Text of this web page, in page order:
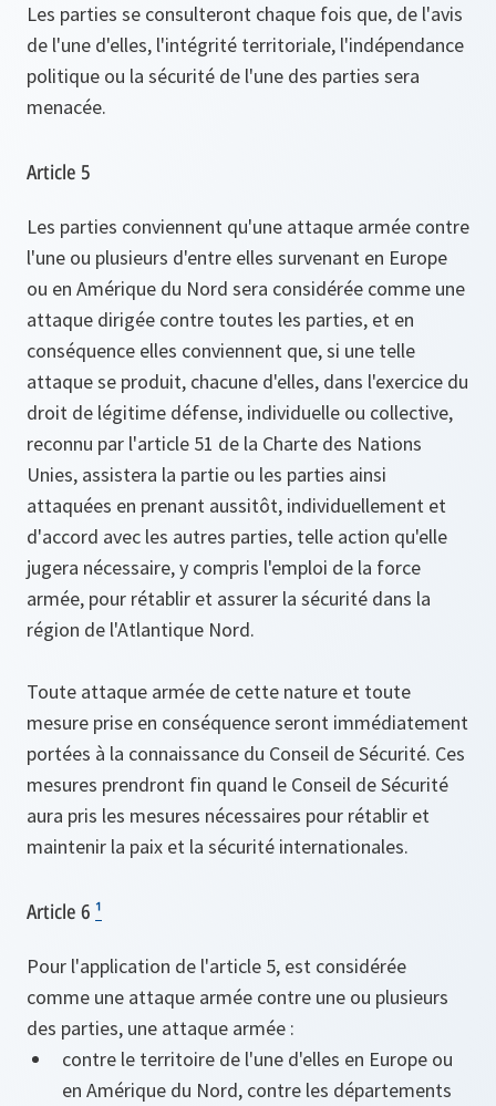
Les parties se consulteront chaque fois que, de l'avis
de l'une d'elles, l'intégrité territoriale, l'indépendance
politique ou la sécurité de l'une des parties sera
menacée.
Article 5
Les parties conviennent qu'une attaque armée contre
l'une ou plusieurs d'entre elles survenant en Europe
ou en Amérique du Nord sera considérée comme une
attaque dirigée contre toutes les parties, et en
conséquence elles conviennent que, si une telle
attaque se produit, chacune d'elles, dans l'exercice du
droit de légitime défense, individuelle ou collective,
reconnu par l'article 51 de la Charte des Nations
Unies, assistera la partie ou les parties ainsi
attaquées en prenant aussitôt, individuellement et
d'accord avec les autres parties, telle action qu'elle
jugera nécessaire, y compris l'emploi de la force
armée, pour rétablir et assurer la sécurité dans la
région de l'Atlantique Nord.
Toute attaque armée de cette nature et toute
mesure prise en conséquence seront immédiatement
portées à la connaissance du Conseil de Sécurité. Ces
mesures prendront fin quand le Conseil de Sécurité
aura pris les mesures nécessaires pour rétablir et
maintenir la paix et la sécurité internationales.
Article 6 ¹
Pour l'application de l'article 5, est considérée
comme une attaque armée contre une ou plusieurs
des parties, une attaque armée :
contre le territoire de l'une d'elles en Europe ou
en Amérique du Nord, contre les départements